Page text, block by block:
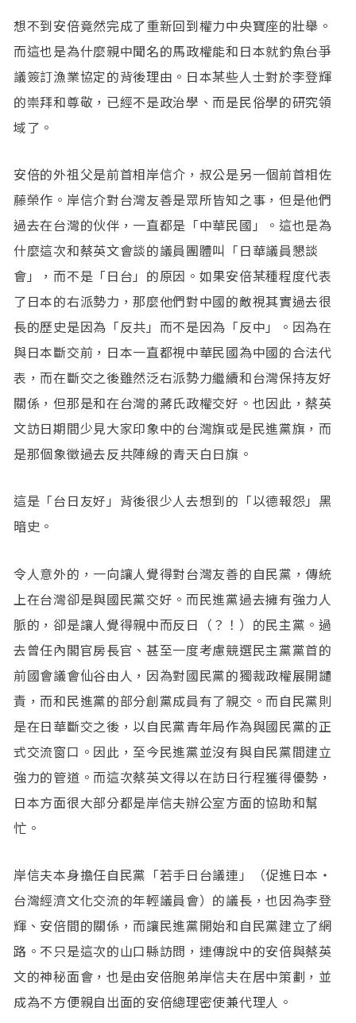
想不到安倍竟然完成了重新回到權力中央寶座的壯舉。
而這也是為什麼親中聞名的馬政權能和日本就釣魚台爭
議簽訂漁業協定的背後理由。日本某些人士對於李登輝
的崇拜和尊敬，已經不是政治學、而是民俗學的研究領
域了。
安倍的外祖父是前首相岸信介，叔公是另一個前首相佐
藤榮作。岸信介對台灣友善是眾所皆知之事，但是他們
過去在台灣的伙伴，一直都是「中華民國」。這也是為
什麼這次和蔡英文會談的議員團體叫「日華議員懇談
會」，而不是「日台」的原因。如果安倍某種程度代表
了日本的右派勢力，那麼他們對中國的敵視其實過去很
長的歷史是因為「反共」而不是因為「反中」。因為在
與日本斷交前，日本一直都視中華民國為中國的合法代
表，而在斷交之後雖然泛右派勢力繼續和台灣保持友好
關係，但那是和在台灣的蔣氏政權交好。也因此，蔡英
文訪日期間少見大家印象中的台灣旗或是民進黨旗，而
是那個象徵過去反共陣線的青天白日旗。
這是「台日友好」背後很少人去想到的「以德報怨」黑
暗史。
令人意外的，一向讓人覺得對台灣友善的自民黨，傳統
上在台灣卻是與國民黨交好。而民進黨過去擁有強力人
脈的，卻是讓人覺得親中而反日（？！）的民主黨。過
去曾任內閣官房長官、甚至一度考慮競選民主黨黨首的
前國會議會仙谷由人，因為對國民黨的獨裁政權展開譴
責，而和民進黨的部分創黨成員有了親交。而自民黨則
是在日華斷交之後，以自民黨青年局作為與國民黨的正
式交流窗口。因此，至今民進黨並沒有與自民黨間建立
強力的管道。而這次蔡英文得以在訪日行程獲得優勢，
日本方面很大部分都是岸信夫辦公室方面的協助和幫
忙。
岸信夫本身擔任自民黨「若手日台議連」（促進日本・
台灣經濟文化交流的年輕議員會）的議長，也因為李登
輝、安倍間的關係，而讓民進黨開始和自民黨建立了網
路。不只是這次的山口縣訪問，連傳說中的安倍與蔡英
文的神秘面會，也是由安倍胞弟岸信夫在居中策劃，並
成為不方便親自出面的安倍總理密使兼代理人。